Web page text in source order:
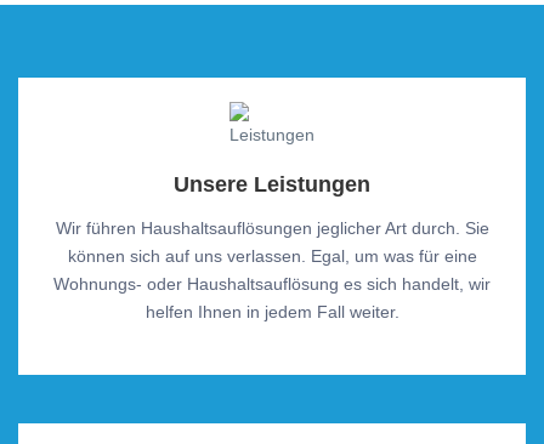
Unsere Leistungen
Wir führen Haushaltsauflösungen jeglicher Art durch. Sie
können sich auf uns verlassen. Egal, um was für eine
Wohnungs- oder Haushaltsauflösung es sich handelt, wir
helfen Ihnen in jedem Fall weiter.